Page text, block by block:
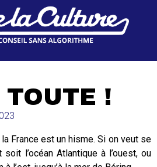
TOUTE !
France est un hisme. Si on veut se
soit l’océan Atlantique à l’ouest, ou